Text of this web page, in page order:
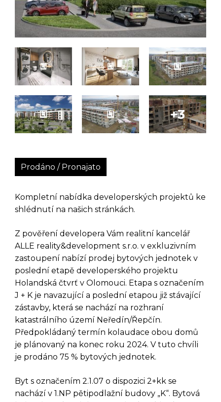
Prodáno / Pronajato
Kompletní nabídka developerských projektů ke
shlédnutí na našich stránkách.
Z pověření developera Vám realitní kancelář
ALLE reality&development s.r.o. v exkluzivním
zastoupení nabízí prodej bytových jednotek v
poslední etapě developerského projektu
Holandská čtvrť v Olomouci. Etapa s označením
J + K je navazující a poslední etapou již stávající
zástavby, která se nachází na rozhraní
katastrálního území Neředín/Řepčín.
Předpokládaný termín kolaudace obou domů
je plánovaný na konec roku 2024. V tuto chvíli
je prodáno 75 % bytových jednotek.
Byt s označením 2.1.07 o dispozici 2+kk se
nachází v 1.NP pětipodlažní budovy „K“. Bytová